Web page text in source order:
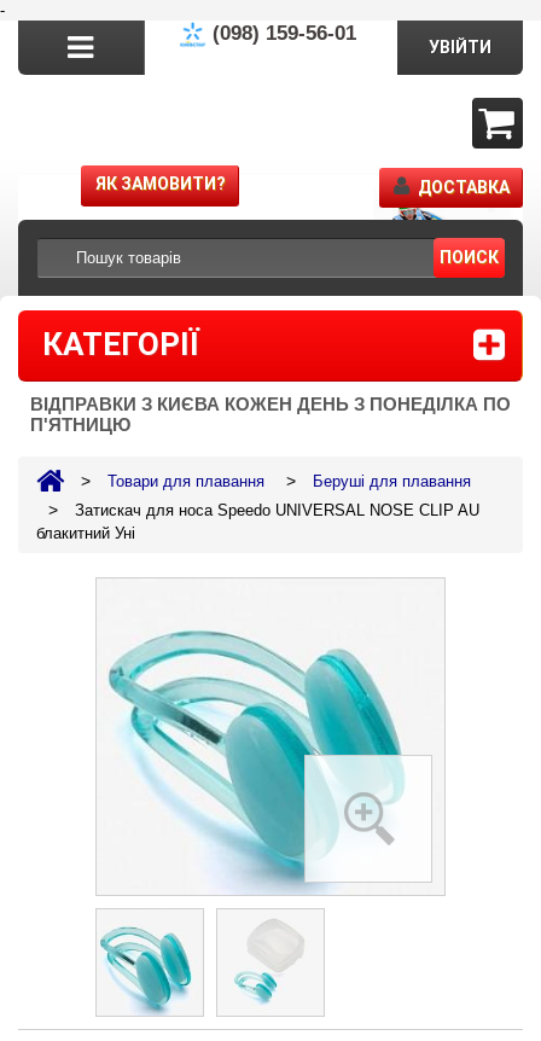
-
(098) 159-56-01
ПОИСК
УВІЙТИ
ЯК ЗАМОВИТИ? ДОСТАВКА
КАТЕГОРІЇ
ВІДПРАВКИ З КИЄВА КОЖЕН ДЕНЬ З ПОНЕДІЛКА ПО
П'ЯТНИЦЮ
> Товари для плавання > Беруші для плавання
>
Затискач для носа Speedo UNIVERSAL NOSE CLIP AU
блакитний Уні